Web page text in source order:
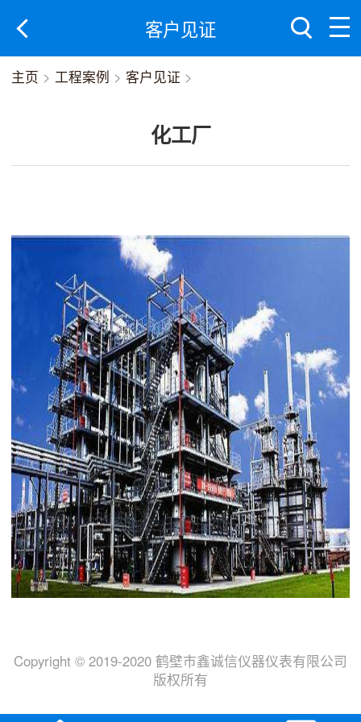
客户见证
主页 > 工程案例 > 客户见证 >
化工厂
Copyright © 2019-2020 鹤壁市鑫诚信仪器仪表有限公司
版权所有